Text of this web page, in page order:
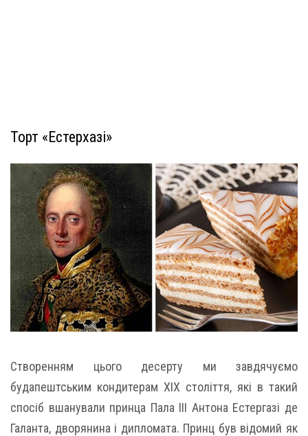
Торт «Естерхазі»
Створенням цього десерту ми завдячуємо
будапештським кондитерам ХІХ століття, які в такий
спосіб вшанували принца Пала ІІІ Антона Естергазі де
Галанта, дворянина і дипломата. Принц був відомий як